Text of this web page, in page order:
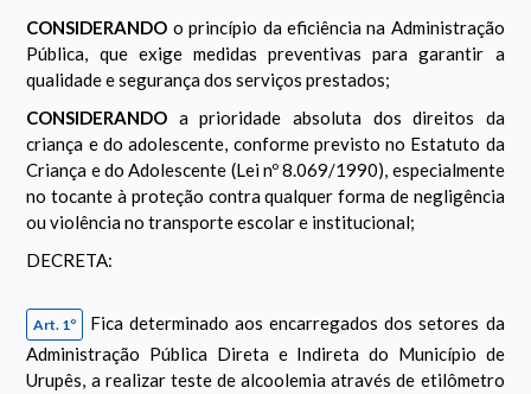
CONSIDERANDO o princípio da eficiência na Administração
Pública, que exige medidas preventivas para garantir a
qualidade e segurança dos serviços prestados;
CONSIDERANDO a prioridade absoluta dos direitos da
criança e do adolescente, conforme previsto no Estatuto da
Criança e do Adolescente (Lei nº 8.069/1990), especialmente
no tocante à proteção contra qualquer forma de negligência
ou violência no transporte escolar e institucional;
DECRETA:
Art. 1º
Fica determinado aos encarregados dos setores da
Administração Pública Direta e Indireta do Município de
Urupês, a realizar teste de alcoolemia através de etilômetro